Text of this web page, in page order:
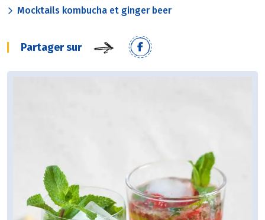
Mocktails kombucha et ginger beer
Partager sur